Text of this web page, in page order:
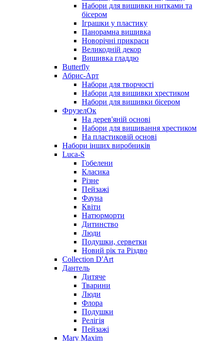
Набори для вишивки нитками та
бісером
Іграшки у пластику
Панорамна вишивка
Новорічні прикраси
Великодній декор
Вишивка гладдю
Butterfly
Абрис-Арт
Набори для творчості
Набори для вишивки хрестиком
Набори для вишивки бісером
ФрузелОк
На дерев'яній основі
Набори для вишивання хрестиком
На пластиковій основі
Набори інших виробників
Luca-S
Гобелени
Класика
Різне
Пейзажі
Фауна
Квіти
Натюрморти
Дитинство
Люди
Подушки, серветки
Новий рік та Різдво
Collection D'Art
Дантель
Дитяче
Тварини
Люди
Флора
Подушки
Релігія
Пейзажі
Mary Maxim